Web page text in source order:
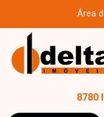
Área
8780